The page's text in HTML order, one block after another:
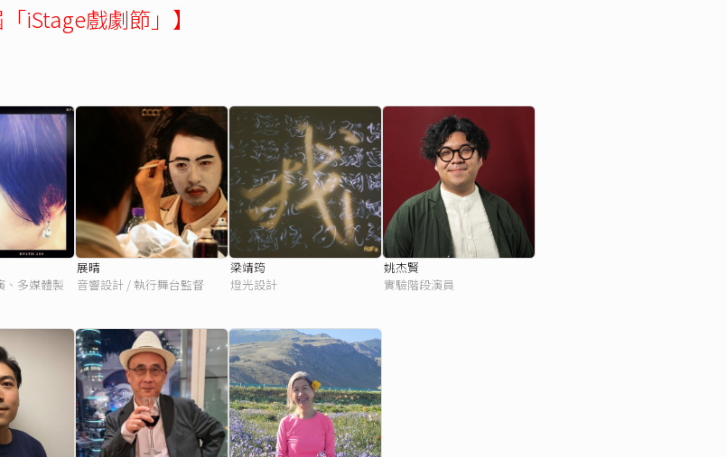
iStage戲劇節」】
、多媒體製
展晴
音響設計 / 執行舞台監督
梁靖筠
燈光設計
姚杰賢
實驗階段演員